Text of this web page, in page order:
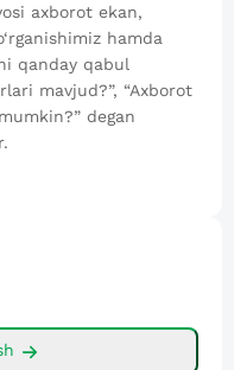
axborot ekan,
hamda
qanday qabul
mavjud?”, “Axborot
degan